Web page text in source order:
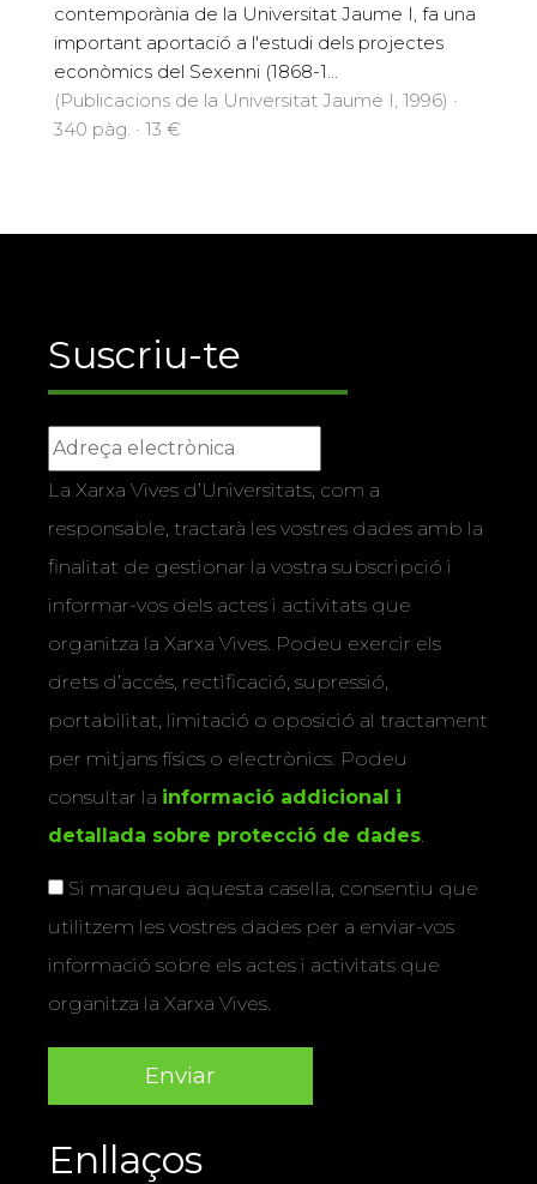
contemporània de la Universitat Jaume I, fa una
important aportació a l'estudi dels projectes
econòmics del Sexenni (1868-1...
(Publicacions de la Universitat Jaume I, 1996) ·
340 pàg. · 13 €
Suscriu-te
La Xarxa Vives d’Universitats, com a
responsable, tractarà les vostres dades amb la
finalitat de gestionar la vostra subscripció i
informar-vos dels actes i activitats que
organitza la Xarxa Vives. Podeu exercir els
drets d’accés, rectificació, supressió,
portabilitat, limitació o oposició al tractament
per mitjans físics o electrònics. Podeu
consultar la informació addicional i
detallada sobre protecció de dades.
Si marqueu aquesta casella, consentiu que
utilitzem les vostres dades per a enviar-vos
informació sobre els actes i activitats que
organitza la Xarxa Vives.
Enllaços